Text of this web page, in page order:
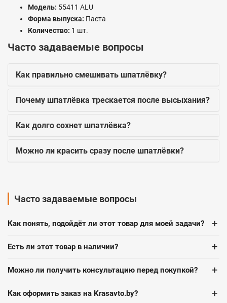
Модель: 55411 ALU
Форма выпуска: Паста
Количество: 1 шт.
Часто задаваемые вопросы
Как правильно смешивать шпатлёвку?
Почему шпатлёвка трескается после высыхания?
Как долго сохнет шпатлёвка?
Можно ли красить сразу после шпатлёвки?
Часто задаваемые вопросы
Как понять, подойдёт ли этот товар для моей задачи? +
Есть ли этот товар в наличии? +
Можно ли получить консультацию перед покупкой? +
Как оформить заказ на Krasavto.by? +